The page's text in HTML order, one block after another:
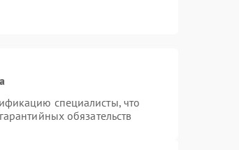
специалисты, что
обязательств